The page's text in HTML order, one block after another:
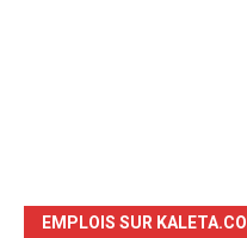
EMPLOIS SUR KALETA.CO